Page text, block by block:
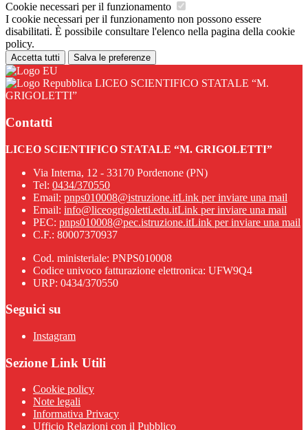
Cookie necessari per il funzionamento
I cookie necessari per il funzionamento non possono essere
disabilitati. È possibile consultare l'elenco nella pagina della cookie
policy.
Accetta tutti Salva le preferenze
LICEO SCIENTIFICO STATALE “M.
GRIGOLETTI”
Contatti
LICEO SCIENTIFICO STATALE “M. GRIGOLETTI”
Via Interna, 12 - 33170 Pordenone (PN)
Tel: 0434/370550
Email: pnps010008@istruzione.itLink per inviare una mail
Email: info@liceogrigoletti.edu.itLink per inviare una mail
PEC: pnps010008@pec.istruzione.itLink per inviare una mail
C.F.: 80007370937
Cod. ministeriale: PNPS010008
Codice univoco fatturazione elettronica: UFW9Q4
URP: 0434/370550
Seguici su
Instagram
Sezione Link Utili
Cookie policy
Note legali
Informativa Privacy
Ufficio Relazioni con il Pubblico